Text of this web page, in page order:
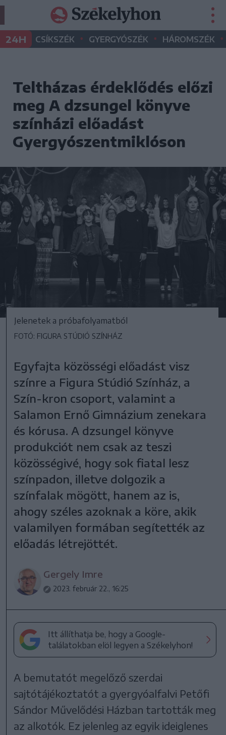
24H CSÍKSZÉK • GYERGYÓSZÉK • HÁROMSZÉK •
Teltházas érdeklődés előzi
meg A dzsungel könyve
színházi előadást
Gyergyószentmiklóson
Jelenetek a próbafolyamatból
FOTÓ: FIGURA STÚDIÓ SZÍNHÁZ
Egyfajta közösségi előadást visz
színre a Figura Stúdió Színház, a
Szín-kron csoport, valamint a
Salamon Ernő Gimnázium zenekara
és kórusa. A dzsungel könyve
produkciót nem csak az teszi
közösségivé, hogy sok fiatal lesz
színpadon, illetve dolgozik a
színfalak mögött, hanem az is,
ahogy széles azoknak a köre, akik
valamilyen formában segítették az
előadás létrejöttét.
Gergely Imre
2023. február 22., 16:25
Itt állíthatja be, hogy a Google-
találatokban elöl legyen a Székelyhon!
A bemutatót megelőző szerdai
sajtótájékoztatót a gyergyóalfalvi Petőfi
Sándor Művelődési Házban tartották meg
az alkotók. Ez jelenleg az egyik ideiglenes